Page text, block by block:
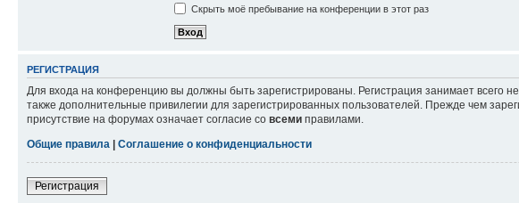
Скрыть моё пребывание на конференции в этот раз
РЕГИСТРАЦИЯ
Для входа на конференцию вы должны быть зарегистрированы. Регистрация занимает всего
также дополнительные привилегии для зарегистрированных пользователей. Прежде чем
присутствие на форумах означает согласие со всеми правилами.
Общие правила | Соглашение о конфиденциальности
Регистрация